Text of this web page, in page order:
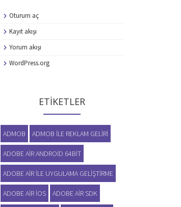
Oturum aç
Kayıt akışı
Yorum akışı
WordPress.org
ETIKETLER
ADMOB ADMOB ILE REKLAM GELIRI
ADOBE AIR ANDROID 64BIT
ADOBE AIR ILE UYGULAMA GELIŞTIRME
ADOBE AIR IOS ADOBE AIR SDK